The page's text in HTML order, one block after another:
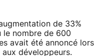
de 33%
le nombre de 600
avait été annoncé lors
développeurs.